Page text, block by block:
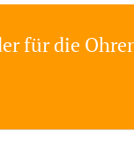
für die